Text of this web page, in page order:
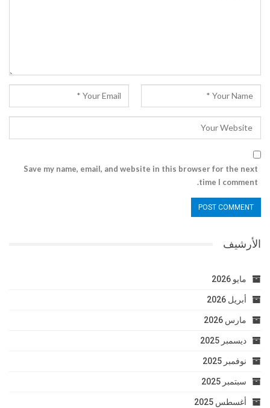
Save my name, email, and website in this browser for the next
time I comment.
الأرشيف
مايو 2026
أبريل 2026
مارس 2026
ديسمبر 2025
نوفمبر 2025
سبتمبر 2025
أغسطس 2025